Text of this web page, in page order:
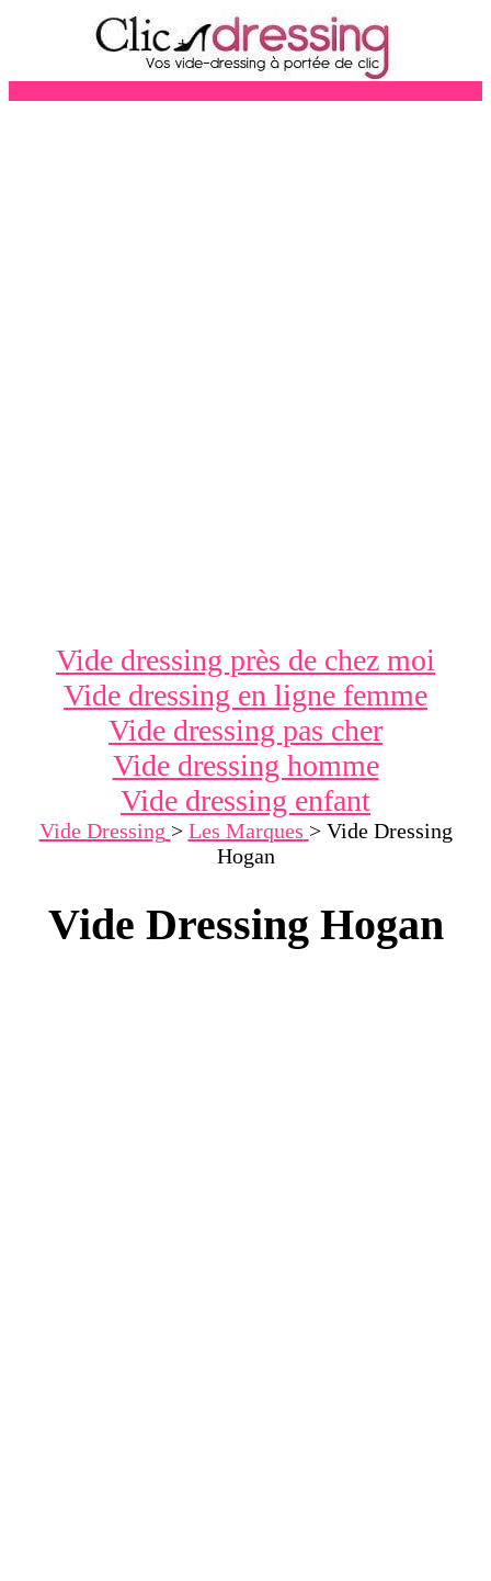
Vide dressing près de chez moi
Vide dressing en ligne femme
Vide dressing pas cher
Vide dressing homme
Vide dressing enfant
Vide Dressing > Les Marques > Vide Dressing
Hogan
Vide Dressing Hogan